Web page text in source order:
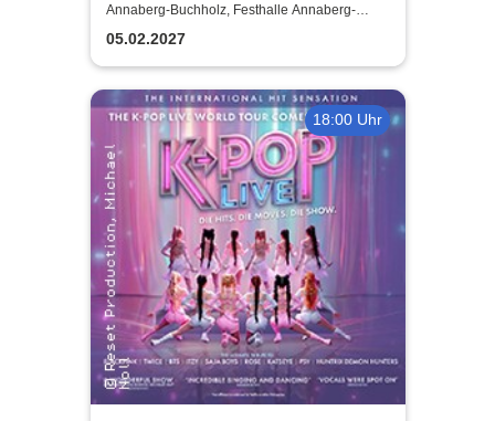
Annaberg-Buchholz, Festhalle Annaberg-
Buchholz
05.02.2027
18:00 Uhr